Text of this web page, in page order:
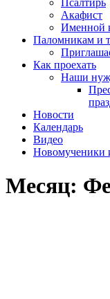
Псалтирь
Акафист
Именной
Паломникам и
Как проехать
Наши
Новости
Календарь
Видео
Новомученики
Месяц: